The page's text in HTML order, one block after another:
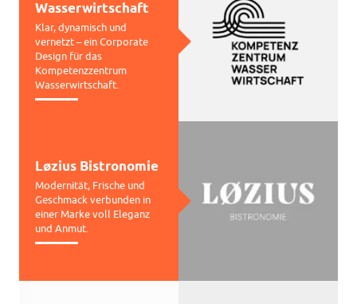
Wasserwirtschaft
Klar, dynamisch und
vernetzt – ein Corporate
Design für das
Kompetenzzentrum
Wasserwirtschaft.
Løzius Bistronomie
Modernität, Frische und
Geschmack verbunden in
einer Marke voll Eleganz
und Anmut.